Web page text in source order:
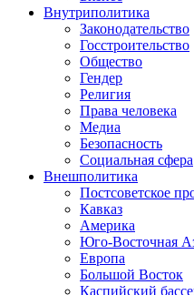
Внутриполитика
Законодательство
Госстроительство
Общество
Гендер
Религия
Права человека
Медиа
Безопасность
Социальная сфера
Внешполитика
Постсоветское
Кавказ
Америка
Юго-Восточная
Европа
Большой Восток
Каспийский